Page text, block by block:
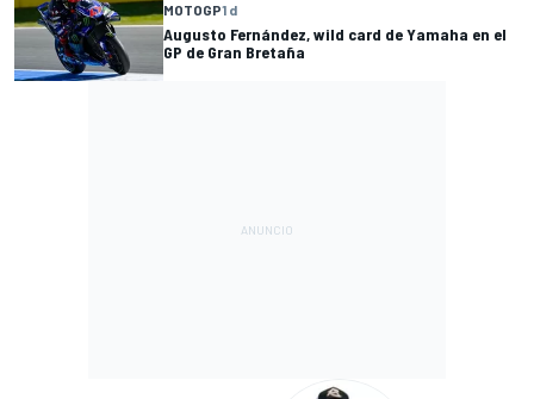
MOTOGP1 d
Augusto Fernández, wild card de Yamaha en el
GP de Gran Bretaña